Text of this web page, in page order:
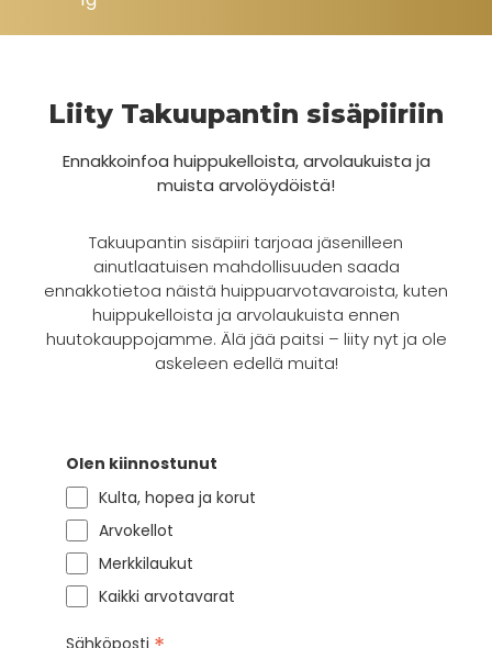
Liity Takuupantin sisäpiiriin
Ennakkoinfoa huippukelloista, arvolaukuista ja
muista arvolöydöistä!
Takuupantin sisäpiiri tarjoaa jäsenilleen
ainutlaatuisen mahdollisuuden saada
ennakkotietoa näistä huippuarvotavaroista, kuten
huippukelloista ja arvolaukuista ennen
huutokauppojamme. Älä jää paitsi – liity nyt ja ole
askeleen edellä muita!
Olen kiinnostunut
Kulta, hopea ja korut
Arvokellot
Merkkilaukut
Kaikki arvotavarat
Sähköposti